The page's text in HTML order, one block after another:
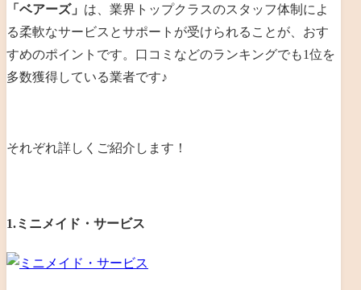
「ベアーズ」 は、業界トップクラスのスタッフ体制によ
る柔軟なサービスとサポートが受けられることが、おす
すめのポイントです。口コミなどのランキングでも1位を
多数獲得している業者です♪
それぞれ詳しくご紹介します！
1.ミニメイド・サービス